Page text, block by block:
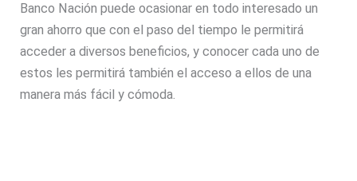
Banco Nación puede ocasionar en todo interesado un
gran ahorro que con el paso del tiempo le permitirá
acceder a diversos beneficios, y conocer cada uno de
estos les permitirá también el acceso a ellos de una
manera más fácil y cómoda.